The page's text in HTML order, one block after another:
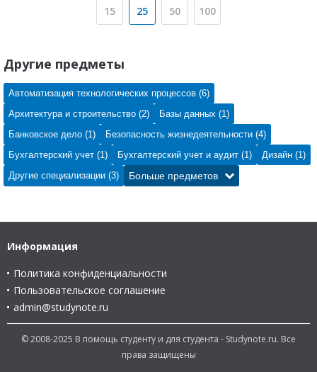
15 25 50 100
Другие предметы
Автоматизация технологических процессов (6)
Архитектура и строительство (2)
Базы данных (1)
Банковское дело (1)
Безопасность жизнедеятельности (4)
Бухгалтерский учет (1)
Бухгалтерский учет и аудит (1)
Дизайн (1)
Другие специализации (3)
Больше предметов
Информация
Политика конфиденциальности
Пользовательское соглашение
admin@studynote.ru
© 2008-2025 В помощь студенту и для студента - Studynote.ru. Все
права защищены